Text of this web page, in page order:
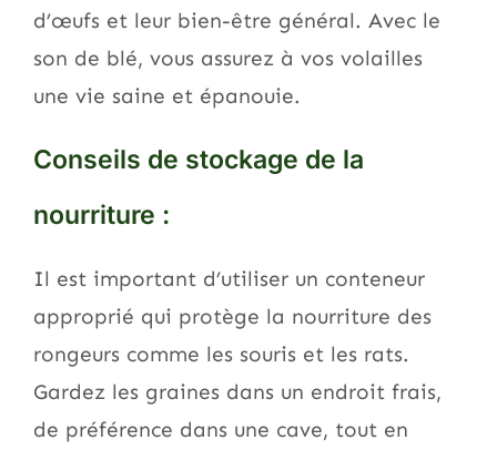
d’œufs et leur bien-être général. Avec le
son de blé, vous assurez à vos volailles
une vie saine et épanouie.
Conseils de stockage de la
nourriture :
Il est important d’utiliser un conteneur
approprié qui protège la nourriture des
rongeurs comme les souris et les rats.
Gardez les graines dans un endroit frais,
de préférence dans une cave, tout en